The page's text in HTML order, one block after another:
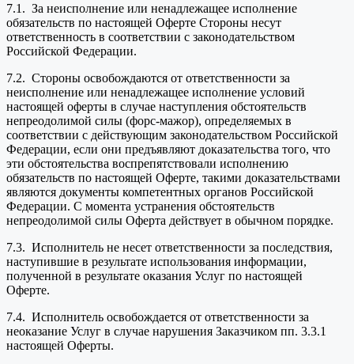
7.1. За неисполнение или ненадлежащее исполнение
обязательств по настоящей Оферте Стороны несут
ответственность в соответствии с законодательством
Российской Федерации.
7.2. Стороны освобождаются от ответственности за
неисполнение или ненадлежащее исполнение условий
настоящей оферты в случае наступления обстоятельств
непреодолимой силы (форс-мажор), определяемых в
соответствии с действующим законодательством Российской
Федерации, если они предъявляют доказательства того, что
эти обстоятельства воспрепятствовали исполнению
обязательств по настоящей Оферте, такими доказательствами
являются документы компетентных органов Российской
Федерации. С момента устранения обстоятельств
непреодолимой силы Оферта действует в обычном порядке.
7.3. Исполнитель не несет ответственности за последствия,
наступившие в результате использования информации,
полученной в результате оказания Услуг по настоящей
Оферте.
7.4. Исполнитель освобождается от ответственности за
неоказание Услуг в случае нарушения Заказчиком пп. 3.3.1
настоящей Оферты.